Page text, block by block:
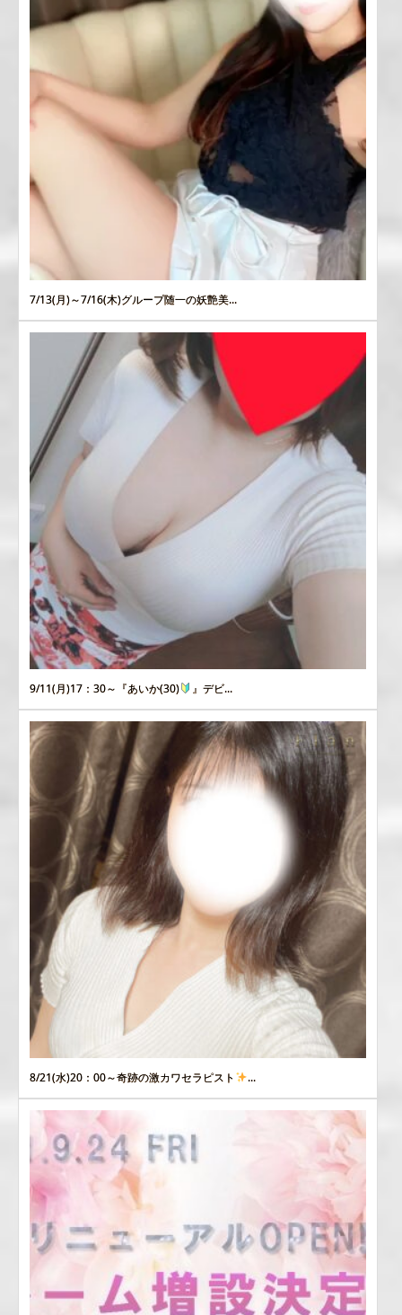
7/13(月)～7/16(木)グループ随一の妖艶美...
9/11(月)17：30～『あいか(30) 』デビ...
8/21(水)20：00～奇跡の激カワセラピスト ...